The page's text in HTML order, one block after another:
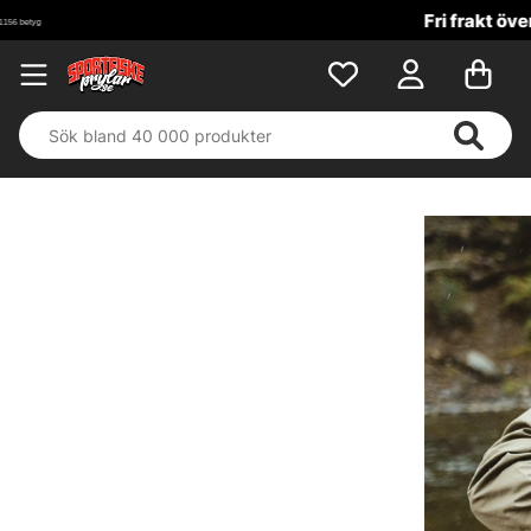
Ta 3, betala för 2
på heta fiskedrag →
Buy more, Pay less!